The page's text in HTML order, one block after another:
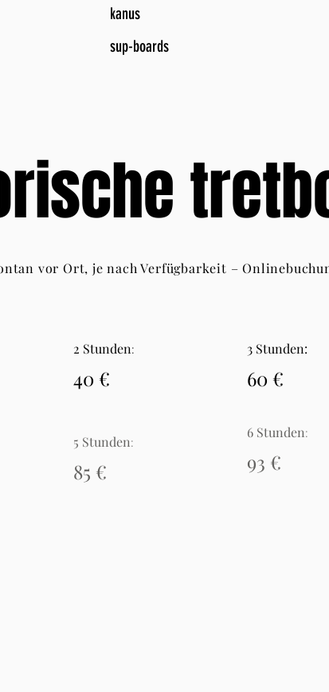
kanus
sup-boards
2 Stunden:
40 €
5 Stunden:
85 €
3 Stunden:
60 €
6 Stunden:
93 €
vor Ort, je nach Verfügbarkeit –